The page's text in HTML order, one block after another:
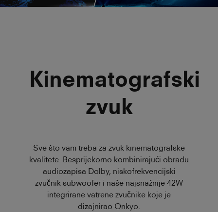
Kinematografski
zvuk
Sve što vam treba za zvuk kinematografske
kvalitete. Besprijekorno kombinirajući obradu
audiozapisa Dolby, niskofrekvencijski
zvučnik subwoofer i naše najsnažnije 42W
integrirane vatrene zvučnike koje je
dizajnirao Onkyo.